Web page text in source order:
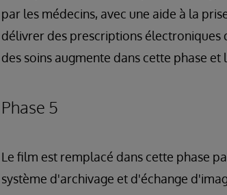
par les médecins, avec une aide à la
délivrer des prescriptions électroniques
des soins augmente dans cette phase
Phase 5
Le film est remplacé dans cette phase
système d'archivage et d'échange